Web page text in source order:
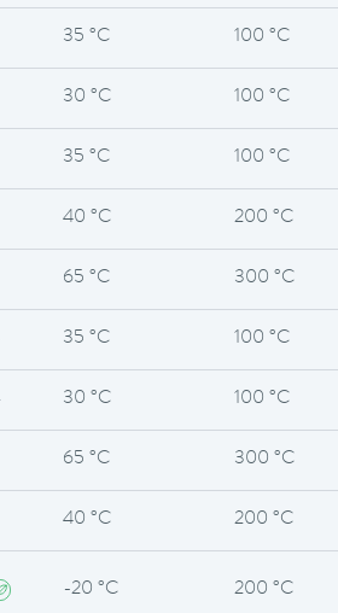
35 °C 100 °C
30 °C 100 °C
35 °C 100 °C
40 °C 200 °C
65 °C 300 °C
35 °C 100 °C
30 °C 100 °C
65 °C 300 °C
40 °C 200 °C
-20 °C 200 °C